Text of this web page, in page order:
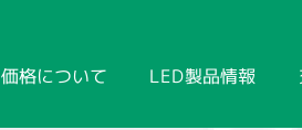
価格について LED製品情報